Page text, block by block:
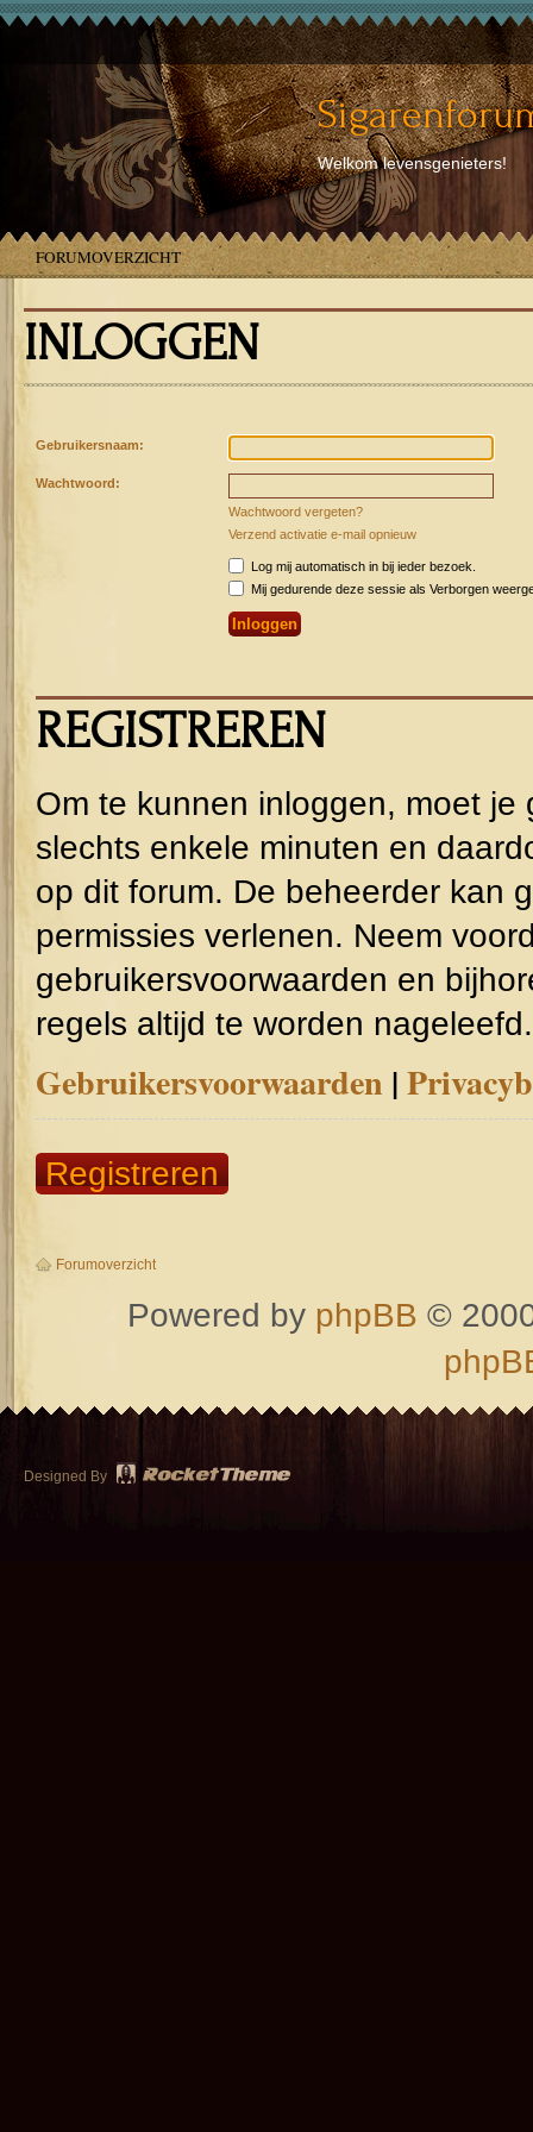
Welkom levensgenieters!
FORUMOVERZICHT
INLOGGEN
Gebruikersnaam:
Wachtwoord:
Wachtwoord vergeten?
Verzend activatie e-mail opnieuw
Log mij automatisch in bij ieder bezoek.
Mij gedurende deze sessie als Verborgen
REGISTREREN
Om te kunnen inloggen, moet
slechts enkele minuten en
op dit forum. De beheerder kan
permissies verlenen. Neem
gebruikersvoorwaarden en
regels altijd te worden nageleefd.
Gebruikersvoorwaarden |
Registreren
Forumoverzicht
Powered by phpBB ©
Designed By